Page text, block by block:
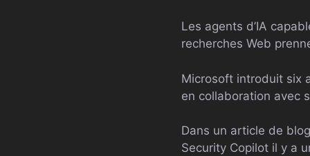
Les agents d’IA
recherches Web
Microsoft introduit six
en collaboration avec
Dans un article de
Security Copilot il y a